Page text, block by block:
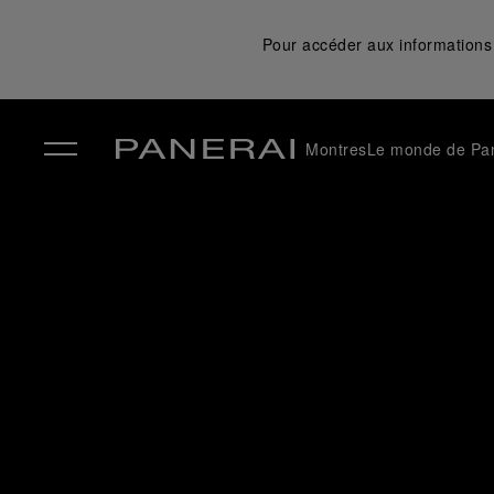
Pour accéder aux
MontresLe monde de